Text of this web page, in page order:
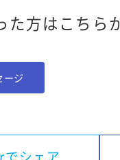
た方はこちら
ージ